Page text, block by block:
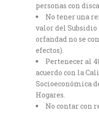
personas con
No tener una
valor del
orfandad no se
efectos).
Pertenecer al
acuerdo con la
Socioeconómica
Hogares.
No contar con